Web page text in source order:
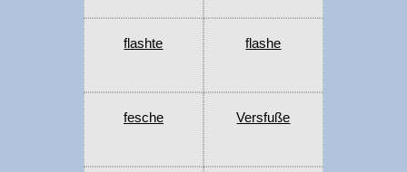
flashte flashe
fesche Versfuße